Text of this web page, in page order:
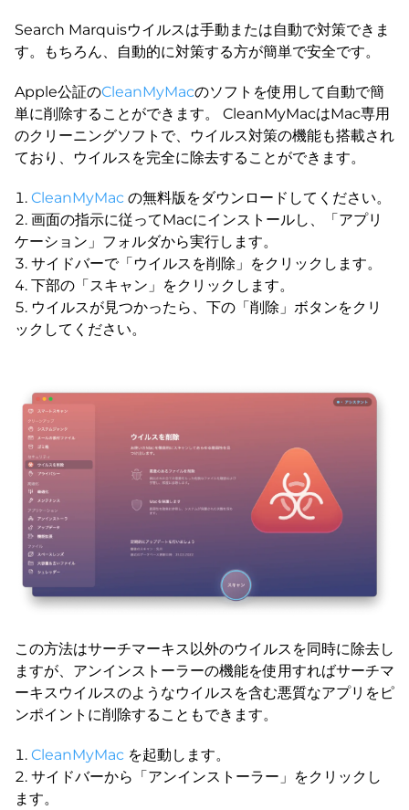
Search Marquisウイルスは手動または自動で対策できま
す。もちろん、自動的に対策する方が簡単で安全です。
Apple公証のCleanMyMacのソフトを使用して自動で簡
単に削除することができます。 CleanMyMacはMac専用
のクリーニングソフトで、ウイルス対策の機能も搭載され
ており、ウイルスを完全に除去することができます。
CleanMyMac の無料版をダウンロードしてください。
画面の指示に従ってMacにインストールし、「アプリ
ケーション」フォルダから実行します。
サイドバーで「ウイルスを削除」をクリックします。
下部の「スキャン」をクリックします。
ウイルスが見つかったら、下の「削除」ボタンをクリ
ックしてください。
この方法はサーチマーキス以外のウイルスを同時に除去し
ますが、アンインストーラーの機能を使用すればサーチマ
ーキスウイルスのようなウイルスを含む悪質なアプリをピ
ンポイントに削除することもできます。
CleanMyMac を起動します。
サイドバーから「アンインストーラー」をクリックし
ます。